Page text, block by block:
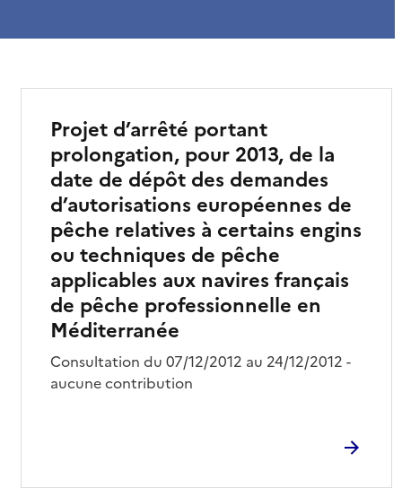
Projet d’arrêté portant
prolongation, pour 2013, de la
date de dépôt des demandes
d’autorisations européennes de
pêche relatives à certains engins
ou techniques de pêche
applicables aux navires français
de pêche professionnelle en
Méditerranée
Consultation du 07/12/2012 au 24/12/2012 -
aucune contribution